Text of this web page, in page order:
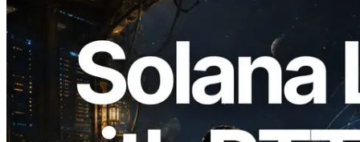
2026.08.05
ERPC, Solana Leader Slot API를 전 세계